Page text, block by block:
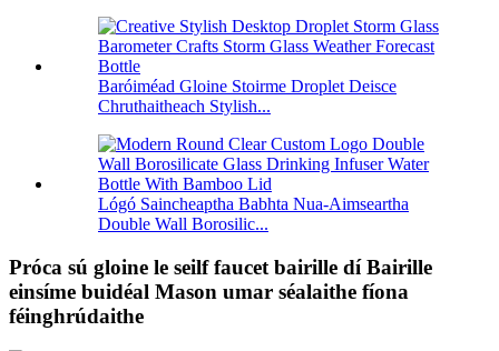
Baróiméad Gloine Stoirme Droplet Deisce
Chruthaitheach Stylish...
Lógó Saincheaptha Babhta Nua-Aimseartha
Double Wall Borosilic...
Próca sú gloine le seilf faucet bairille dí Bairille
einsíme buidéal Mason umar séalaithe fíona
féinghrúdaithe